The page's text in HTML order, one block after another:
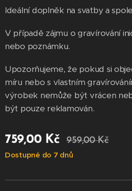
Ideální doplněk na svatby a
V případě zájmu o gravírování
nebo poznámku.
Upozorňujeme, že pokud si
míru nebo s vlastním
výrobek nemůže být vrácen
být pouze reklamován.
759,00Kč 959,00Kč
Dostupné do 7 dnů